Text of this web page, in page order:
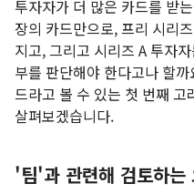
투자자가 더 많은 카드를 받
장의 카드만으로, 프리 시리
지고, 그리고 시리즈 A 투자
부를 판단해야 한다고나 할
드라고 볼 수 있는 첫 번째 고
살펴보겠습니다.
'팀'과 관련해 검토하는